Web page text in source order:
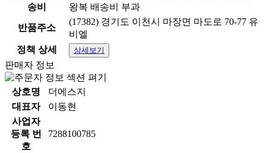
송비
왕복 배송비 부과
반품주소
(17382) 경기도 이천시 마장면 마도로 70-77 유
비엘
정책 상세
상세보기
판매자 정보
상호명
더에스지
대표자
이동현
사업자
등록 번
호
7288100785